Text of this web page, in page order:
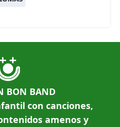
BON BAND
con canciones,
amenos y